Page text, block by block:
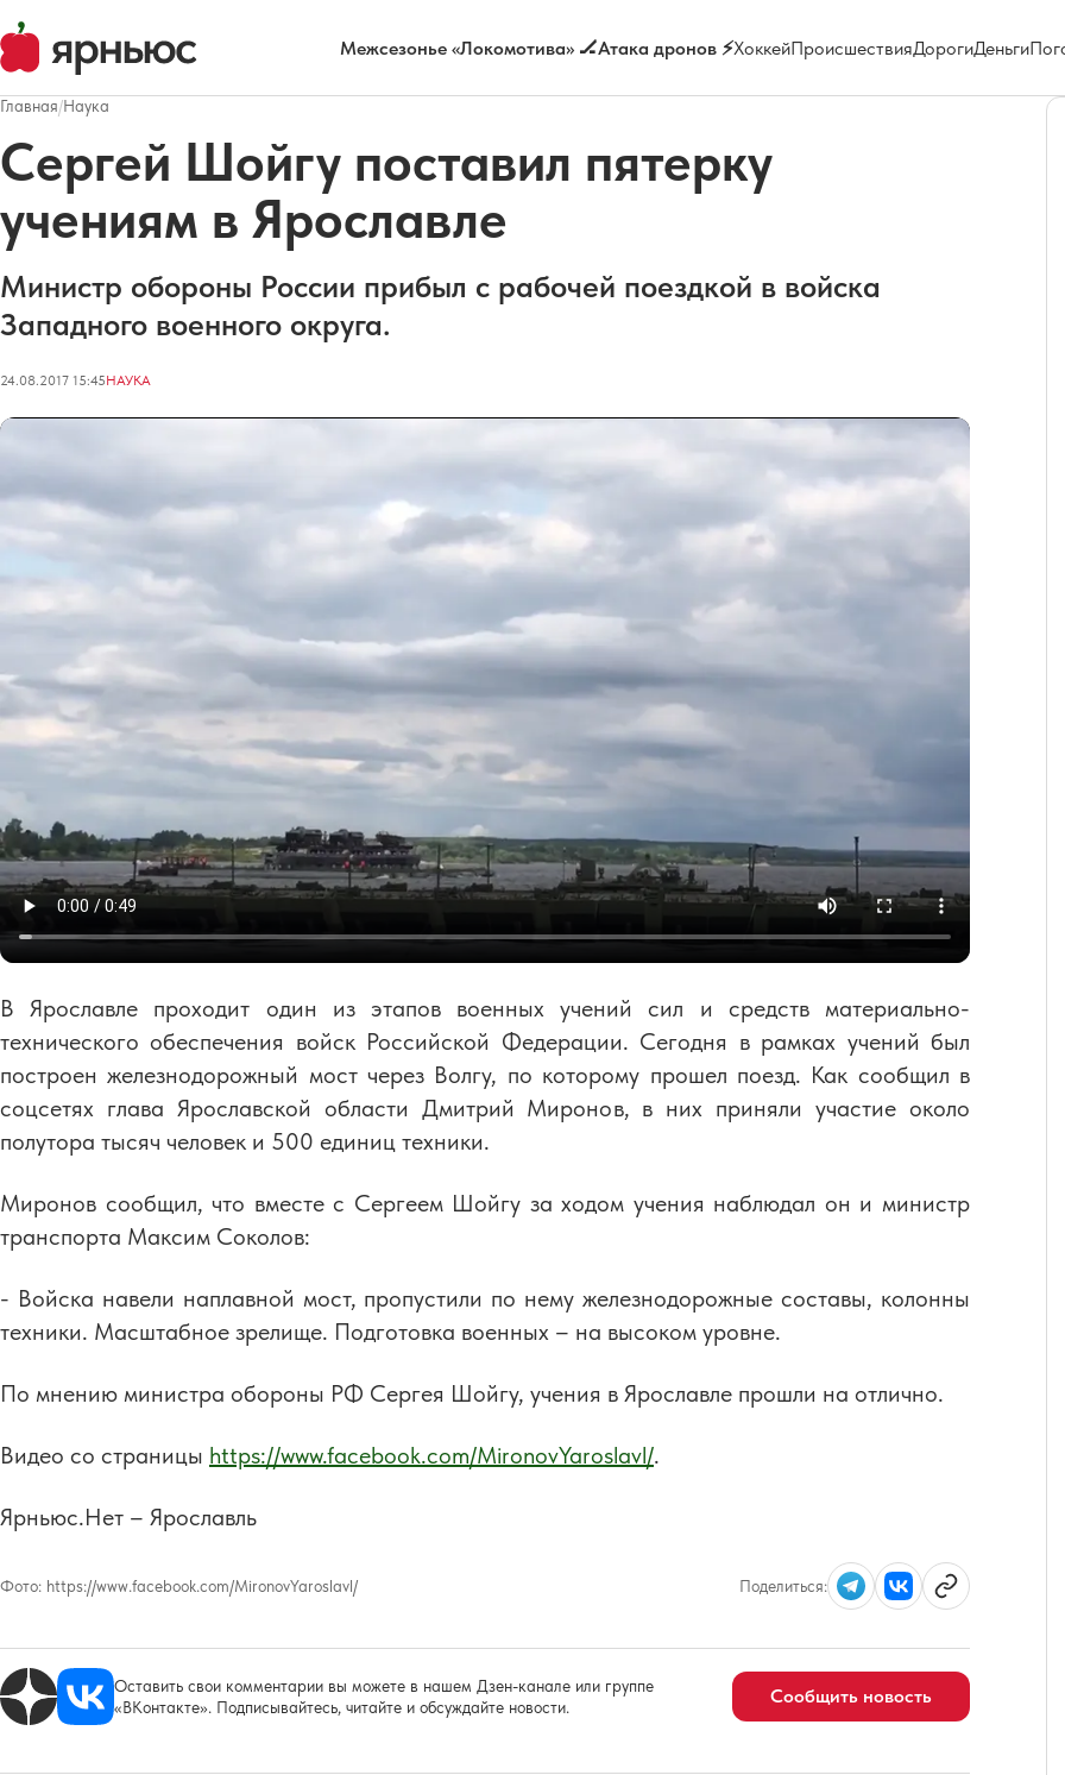
Межсезонье «Локомотива» 🏒Атака дронов ⚡ХоккейПроисшествияДорогиДеньги
Главная/Наука
Сергей Шойгу поставил пятерку
учениям в Ярославле
Министр обороны России прибыл с рабочей поездкой в войска
Западного военного округа.
24.08.2017 15:45НАУКА
В Ярославле проходит один из этапов военных учений сил и средств материально-
технического обеспечения войск Российской Федерации. Сегодня в рамках учений был
построен железнодорожный мост через Волгу, по которому прошел поезд. Как сообщил в
соцсетях глава Ярославской области Дмитрий Миронов, в них приняли участие около
полутора тысяч человек и 500 единиц техники.
Миронов сообщил, что вместе с Сергеем Шойгу за ходом учения наблюдал он и министр
транспорта Максим Соколов:
- Войска навели наплавной мост, пропустили по нему железнодорожные составы, колонны
техники. Масштабное зрелище. Подготовка военных – на высоком уровне.
По мнению министра обороны РФ Сергея Шойгу, учения в Ярославле прошли на отлично.
Видео со страницы https://www.facebook.com/MironovYaroslavl/.
Ярньюс.Нет – Ярославль
Фото: https://www.facebook.com/MironovYaroslavl/ Поделиться:
Оставить свои комментарии вы можете в нашем Дзен-канале или группе
«ВКонтакте». Подписывайтесь, читайте и обсуждайте новости.
Сообщить новость